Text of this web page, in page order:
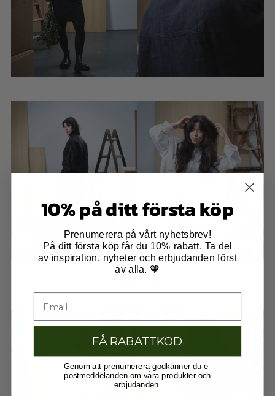
10% på ditt första köp
Prenumerera på vårt nyhetsbrev!
På ditt första köp får du 10% rabatt. Ta del
av inspiration, nyheter och erbjudanden först
av alla. 🧡
FÅ RABATTKOD
Genom att prenumerera godkänner du e-
postmeddelanden om våra produkter och
erbjudanden.